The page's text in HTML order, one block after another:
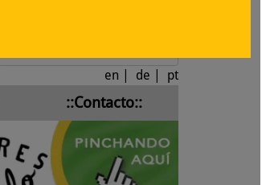
en de pt
::Contacto::